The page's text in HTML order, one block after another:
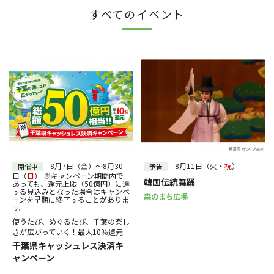
本館 1F ウエストプラザ （タカシマヤフードメゾン側吹き抜け）
その他
全件表示
2026年 8月
2
3 4
9
11 12 14
15
16
17 18 19 21
22
23
24 25 26 28
29
30
31
すべてのイベント
開催中
8月7日（金）～8月30
日（日） ※キャンペーン期間内で
あっても、還元上限（50億円）に達
する見込みとなった場合はキャンペ
ーンを早期に終了することがありま
す。
使うたび、めぐるたび、千葉の楽し
さが広がっていく！最大10％還元
千葉県キャッシュレス決済キ
ャンペーン
予告 8月11日（火・祝）
韓国伝統舞踊
森のまち広場